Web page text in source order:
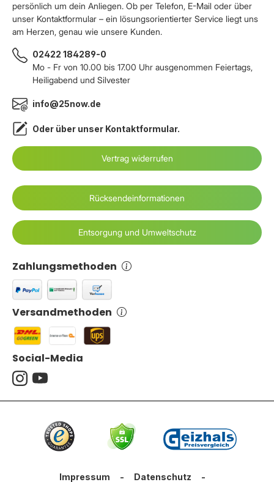
persönlich um dein Anliegen. Ob per Telefon, E-Mail oder über
unser Kontaktformular – ein lösungsorientierter Service liegt uns
am Herzen, genau wie unsere Kunden.
02422 184289-0
Mo - Fr von 10.00 bis 17.00 Uhr ausgenommen Feiertags,
Heiligabend und Silvester
info@25now.de
Oder über unser Kontaktformular.
Vertrag widerrufen
Zahlungsmethoden
Versandmethoden
Rücksendeinformationen
Entsorgung und Umweltschutz
Social-Media
Impressum - Datenschutz -